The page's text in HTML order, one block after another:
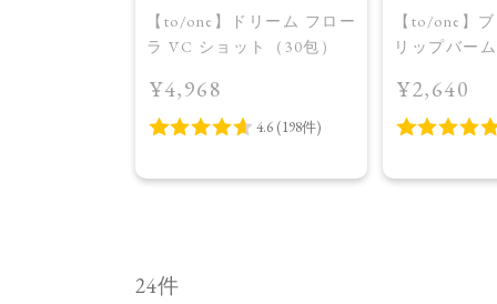
【to/one】ドリーム フロー
ラ VC ショット（30包）
¥4,968
【to/one】
リップバー
¥2,640
24件